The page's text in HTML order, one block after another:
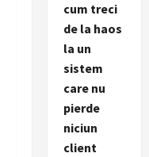
cum treci
de la haos
la un
sistem
care nu
pierde
niciun
client